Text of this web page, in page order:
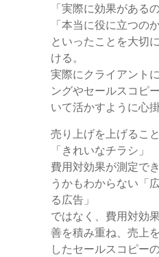
「実際に効果がある
「本当に役に立つのか
といったことを大切
ける。
実際にクライアント
ングやセールスコピ
いて活かすように心掛
売り上げを上げるこ
「きれいなチラシ」
費用対効果が測定で
うかもわからない「
る広告」
ではなく、費用対効
善を積み重ね、売上
したセールスコピー